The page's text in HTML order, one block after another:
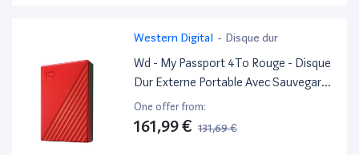
Western Digital - Disque dur
Wd - My Passport 4To Rouge - Disque
Dur Externe Portable Avec Sauvegarde
Automatique Et Protection Par Mot De
Passe, Compatible PC, Xbox Et PS4
One offer from:
161,99 € 131,69 €